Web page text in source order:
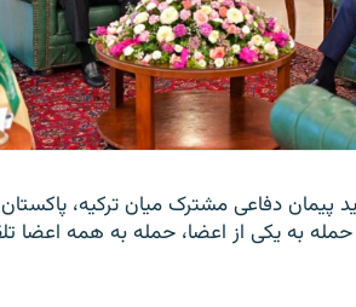
پیمان دفاعی مشترک میان ترکیه،